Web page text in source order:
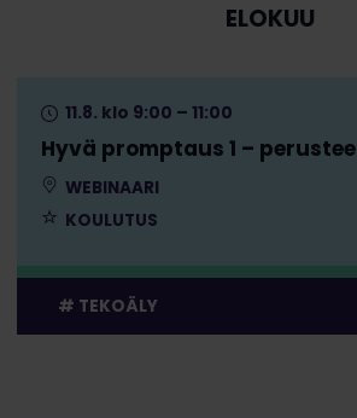
ELOKUU
Hyvä promptaus 1 –
11.8. klo 9:00 – 11:00
WEBINAARI
KOULUTUS
TEKOÄLY